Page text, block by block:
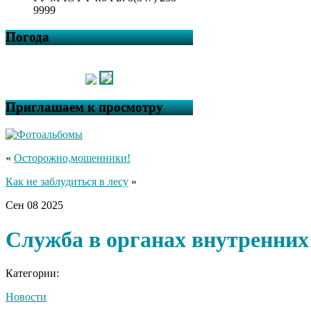
9999
Погода
Приглашаем к просмотру
« Осторожно,мошенники!
Как не заблудиться в лесу »
Сен 08 2025
Служба в органах
Категории:
Новости